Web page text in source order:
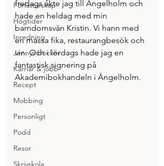
Författarskap
Högtider
Inredning
Jennys böcker
Karriär & jobb
Recept
Mobbing
Personligt
Podd
Resor
Skrivskola
fredags åkte jag till Ängelholm och
hade en heldag med min
barndomsvän Kristin. Vi hann med
en massa fika, restaurangbesök och
vin. Och i lördags hade jag en
fantastisk signering på
Akademibokhandeln i Ängelholm.